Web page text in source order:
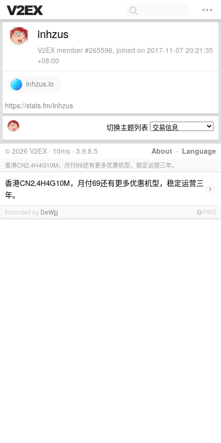
inhzus
V2EX member #265596, joined on 2017-11-07 20:21:35
+08:00
inhzus.io
https://stats.fm/inhzus
切换主题列表
About · Language
© 2026 V2EX · 10ms · 3.9.8.5
香港CN2,4H4G10M，月付69还有更多优惠机型，稳定运营三年。
香港CN2,4H4G10M，月付69还有更多优惠机型，稳定运营三
年。
›
Promoted by DeWjjj PRO